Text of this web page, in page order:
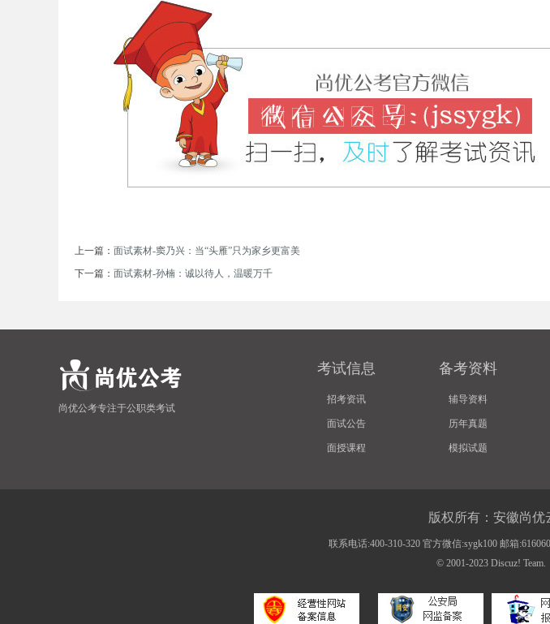
上一篇： 面试素材-窦乃兴：当“头雁”只为家乡更富美
下一篇： 面试素材-孙楠：诚以待人，温暖万千
尚优公考专注于公职类考试
考试信息
招考资讯
面试公告
面授课程
备考资料
辅导资料
历年真题
模拟试题
版权所有：安徽尚优
联系电话:400-310-320 官方微信:sygk100 邮箱
© 2001-2023 Discuz! Team.